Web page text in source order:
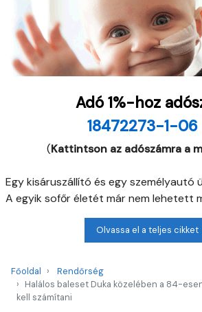
Adó 1%-hoz
18472273-1-06
(Kattintson az adószámra a
Egy kisáruszállító és egy
A egyik sofőr életét már nem lehetett
Olvassa el a teljes cikket
Főoldal
Rendőrség
Halálos baleset Duka közelében a 84-
kell számítani